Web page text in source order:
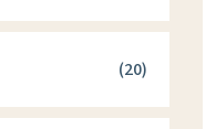
(20)